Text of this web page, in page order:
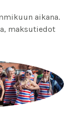
aikana.
maksutiedot